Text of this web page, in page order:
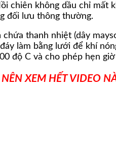
chiên không dầu chỉ
đối lưu thông thường.
thanh nhiệt (dây
làm bằng lưới để khí
độ C và cho phép hẹn
XEM HẾT VIDEO